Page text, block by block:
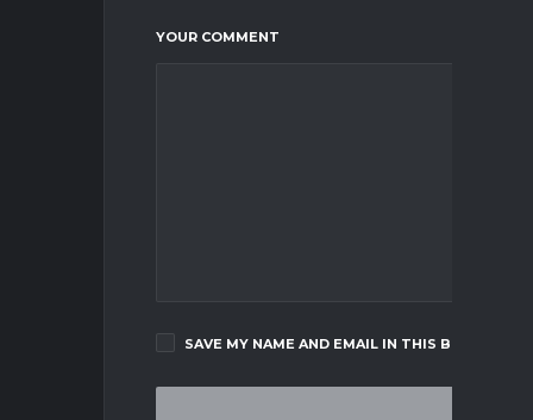
YOUR COMMENT
SAVE MY NAME AND EMAIL IN THIS BROWSER